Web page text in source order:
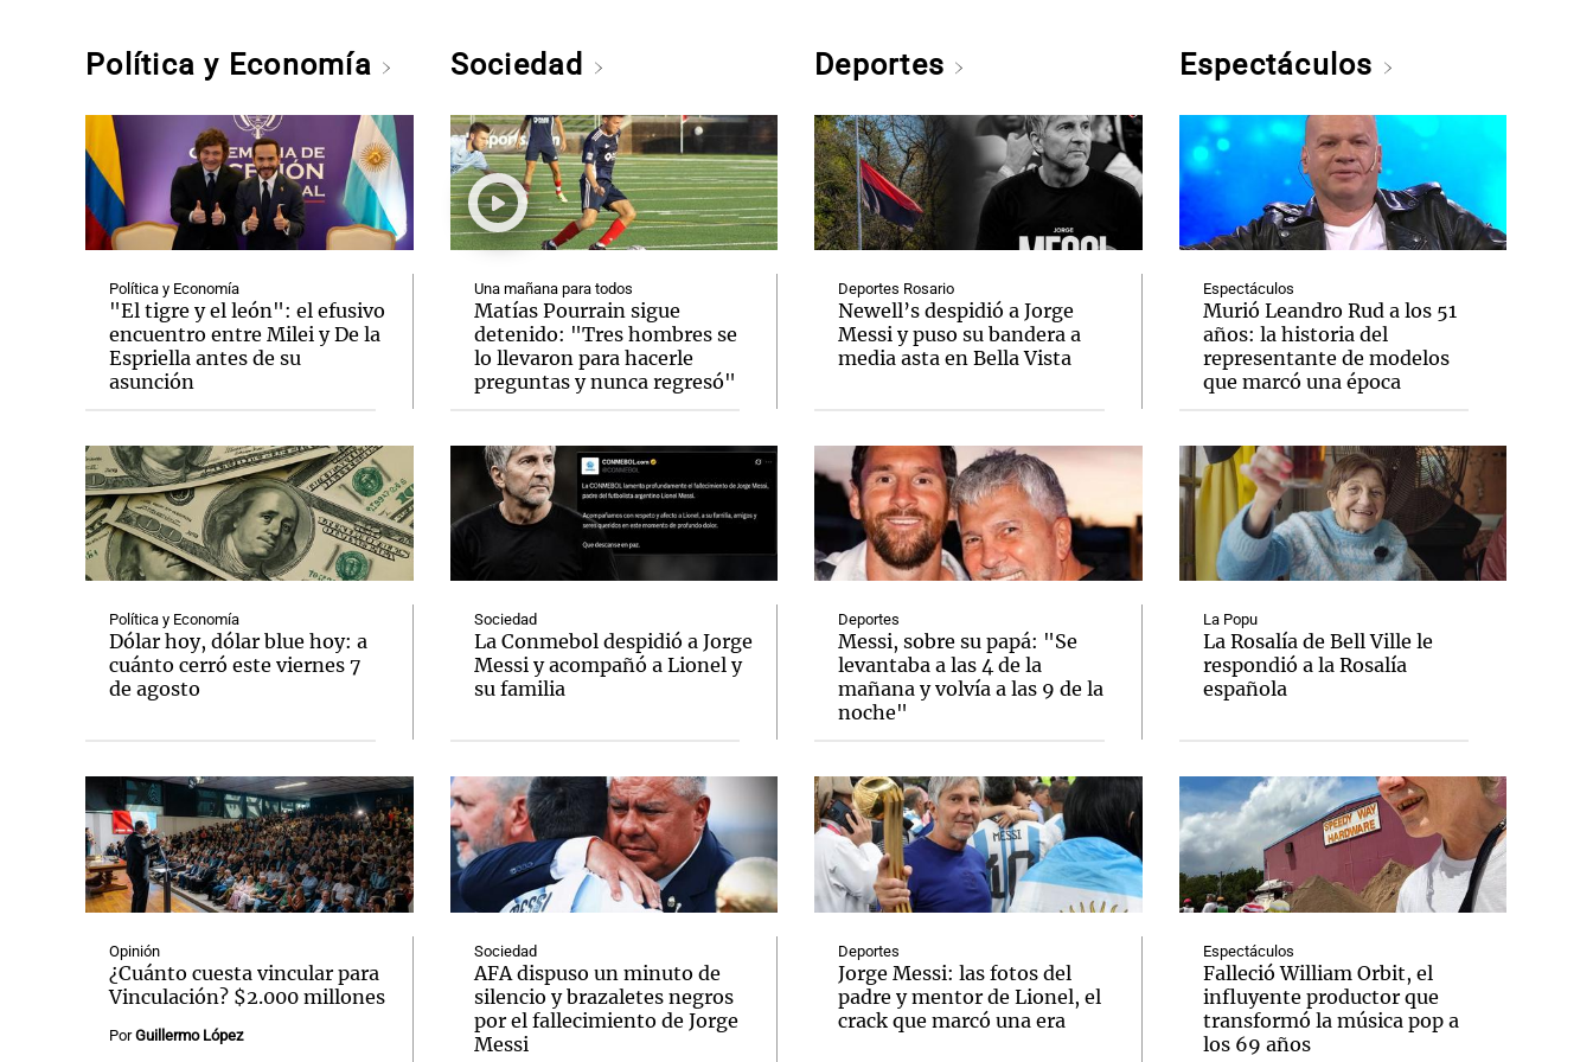
Política y Economía
Política y Economía
"El tigre y el león": el efusivo
encuentro entre Milei y De la
Espriella antes de su
asunción
Política y Economía
Dólar hoy, dólar blue hoy: a
cuánto cerró este viernes 7
de agosto
Opinión
¿Cuánto cuesta vincular para
Vinculación? $2.000 millones
PorGuillermo López
Sociedad
Una mañana para todos
Matías Pourrain sigue
detenido: "Tres hombres se
lo llevaron para hacerle
preguntas y nunca regresó"
Sociedad
La Conmebol despidió a Jorge
Messi y acompañó a Lionel y
su familia
Sociedad
AFA dispuso un minuto de
silencio y brazaletes negros
por el fallecimiento de Jorge
Messi
Deportes
Deportes Rosario
Newell’s despidió a Jorge
Messi y puso su bandera a
media asta en Bella Vista
Deportes
Messi, sobre su papá: "Se
levantaba a las 4 de la
mañana y volvía a las 9 de la
noche"
Deportes
Jorge Messi: las fotos del
padre y mentor de Lionel, el
crack que marcó una era
Espectáculos
Espectáculos
Murió Leandro Rud a los 51
años: la historia del
representante de modelos
que marcó una época
La Popu
La Rosalía de Bell Ville le
respondió a la Rosalía
española
Espectáculos
Falleció William Orbit, el
influyente productor que
transformó la música pop a
los 69 años
Notas
El huracán de Arequito
Notas
Cadena 3 en Groenlandia